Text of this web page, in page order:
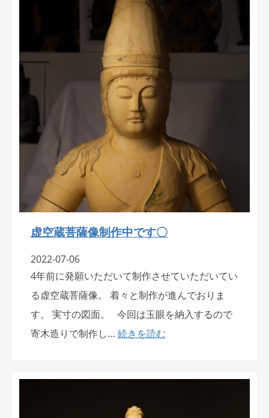
虚空蔵菩薩像制作中です〇
2022-07-06
4年前に発願いただいて制作させていただいてい
る虚空蔵菩薩像。 着々と制作が進んでおりま
す。 実寸の図面。 今回は玉眼を納入するので
寄木造りで制作し…続きを読む